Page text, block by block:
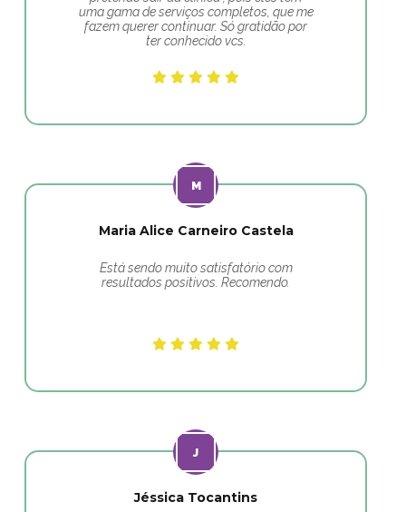
uma gama de serviços completos, que me
fazem querer continuar. Só gratidão por
ter conhecido vcs.
Maria Alice Carneiro Castela
Está sendo muito satisfatório com
resultados positivos. Recomendo.
Jéssica Tocantins